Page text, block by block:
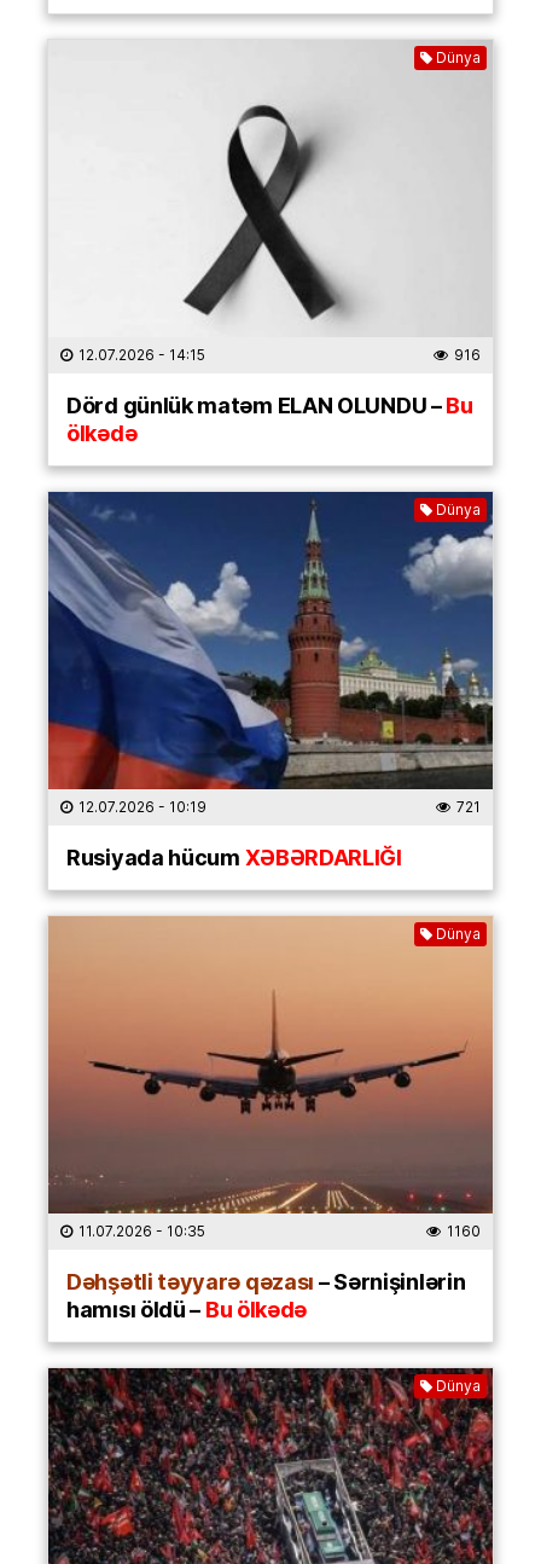
Dünya
12.07.2026 - 14:15 916
Dörd günlük matəm ELAN OLUNDU –Bu
ölkədə
Dünya
12.07.2026 - 10:19 721
Rusiyada hücumXƏBƏRDARLIĞI
Dünya
11.07.2026 - 10:35 1160
Dəhşətli təyyarə qəzası– Sərnişinlərin
hamısı öldü –Bu ölkədə
Dünya